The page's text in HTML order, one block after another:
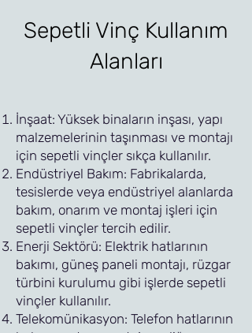
Sepetli Vinç Kullanım
Alanları
İnşaat: Yüksek binaların inşası, yapı
malzemelerinin taşınması ve montajı
için sepetli vinçler sıkça kullanılır.
Endüstriyel Bakım: Fabrikalarda,
tesislerde veya endüstriyel alanlarda
bakım, onarım ve montaj işleri için
sepetli vinçler tercih edilir.
Enerji Sektörü: Elektrik hatlarının
bakımı, güneş paneli montajı, rüzgar
türbini kurulumu gibi işlerde sepetli
vinçler kullanılır.
Telekomünikasyon: Telefon hatlarının